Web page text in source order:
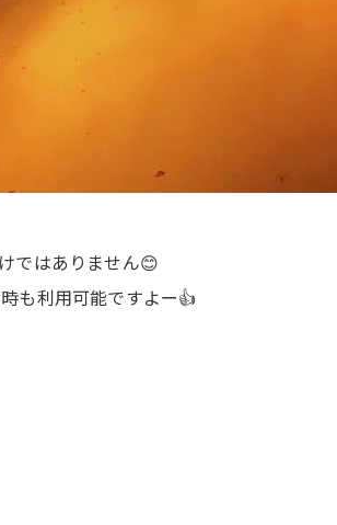
ではありません😊
も利用可能ですよー👍